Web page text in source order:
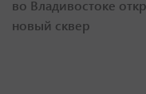
во Владивостоке
новый сквер